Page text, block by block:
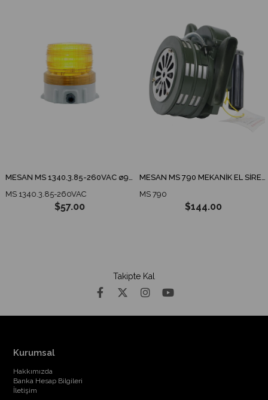
MESAN MS 1340.3.85-260VAC ø90 ENDÜSTRİYEL İKAZ LAMBA TABAN MONTAJ
MS 1340.3.85-260VAC
$57.00
MESAN MS 790 MEKANİK EL SİRENİ
MS 790
$144.00
Takipte Kal
Kurumsal
Hakkımızda
Banka Hesap Bilgileri
İletişim